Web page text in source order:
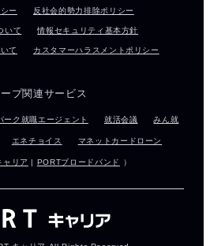
ー 反社会的勢力排除ポリシー
いて 情報セキュリティ基本方針
て カスタマーハラスメントポリシー